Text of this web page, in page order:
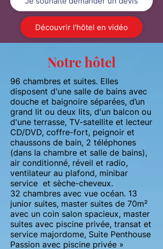
Découvrir l'hôtel en vidéo
Notre hôtel
96 chambres et suites. Elles
disposent d'une salle de bains avec
douche et baignoire séparées, d’un
grand lit ou deux lits, d'un balcon ou
d'une terrasse, TV-satellite et lecteur
CD/DVD, coffre-fort, peignoir et
chaussons de bain, 2 téléphones
(dans la chambre et salle de bains),
air conditionné, réveil et radio,
ventilateur au plafond, minibar
service et sèche-cheveux.
32 chambres avec vue océan. 13
junior suites, master suites de 70m²
avec un coin salon spacieux, master
suites avec piscine privée, transat et
service majordome, Suite Penthouse
Passion avec piscine privée »